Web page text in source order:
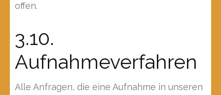
offen.
3.10.
Aufnahmeverfahren
Alle Anfragen, die eine Aufnahme in unseren